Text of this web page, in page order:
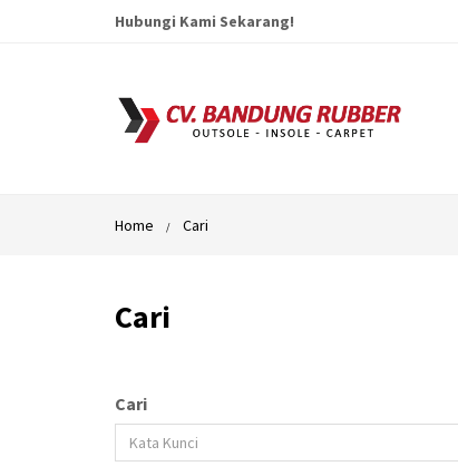
Hubungi Kami Sekarang!
Home Cari
Cari
Cari